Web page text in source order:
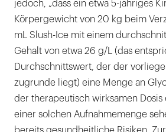
jedoch, „dass ein etwa 5-jähriges
Körpergewicht von 20 kg beim
mL Slush-Ice mit einem
Gehalt von etwa 26 g/L (das
Durchschnittswert, der der
zugrunde liegt) eine Menge an
der therapeutisch wirksamen Dosis
einer solchen Aufnahmemenge
bereits gesundheitliche Risiken.